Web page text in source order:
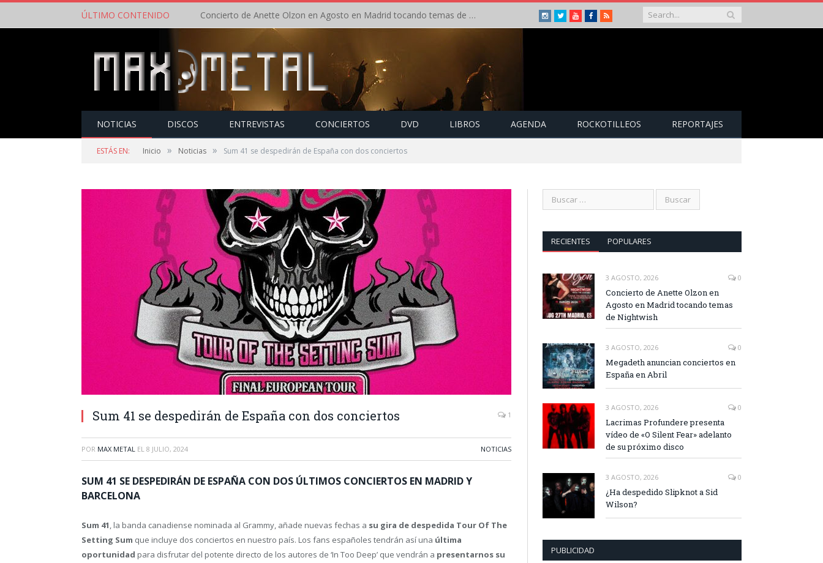
ÚLTIMO CONTENIDO Concierto de Anette Olzon en Agosto en Madrid tocando temas de Nightwish Instagram
TwitterYoutubeFacebook
RSS
NOTICIAS DISCOS ENTREVISTAS CONCIERTOS DVD LIBROS AGENDA ROCKOTILLEOS REPORTAJES
ESTÁS EN: Inicio » Noticias » Sum 41 se despedirán de España con dos conciertos
Sum 41 se despedirán de España con dos conciertos 1
POR MAX METAL EL 8 JULIO, 2024 NOTICIAS
SUM 41 SE DESPEDIRÁN DE ESPAÑA CON DOS ÚLTIMOS CONCIERTOS EN MADRID Y
BARCELONA
Sum 41, la banda canadiense nominada al Grammy, añade nuevas fechas a su gira de despedida Tour Of The
Setting Sum que incluye dos conciertos en nuestro país. Los fans españoles tendrán así una última
oportunidad para disfrutar del potente directo de los autores de ‘In Too Deep’ que vendrán a presentarnos su
RECIENTES POPULARES
3 AGOSTO, 2026 0
Concierto de Anette Olzon en
Agosto en Madrid tocando temas
de Nightwish
3 AGOSTO, 2026 0
Megadeth anuncian conciertos en
España en Abril
3 AGOSTO, 2026 0
Lacrimas Profundere presenta
vídeo de «O Silent Fear» adelanto
de su próximo disco
3 AGOSTO, 2026 0
¿Ha despedido Slipknot a Sid
Wilson?
PUBLICIDAD